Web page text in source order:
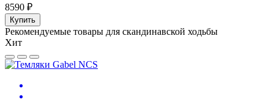
8590 ₽
Купить
Рекомендуемые товары для скандинавской ходьбы
Хит